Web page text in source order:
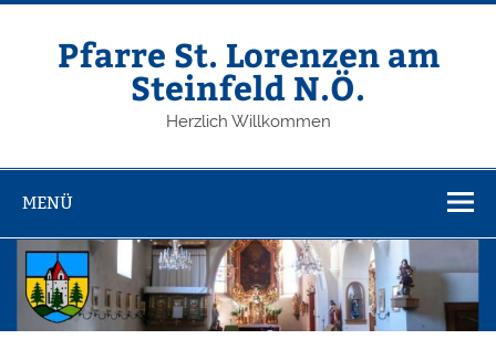
Zum
springenPfarre St. Lorenzen am
Steinfeld N.Ö.
Herzlich Willkommen
MENÜ